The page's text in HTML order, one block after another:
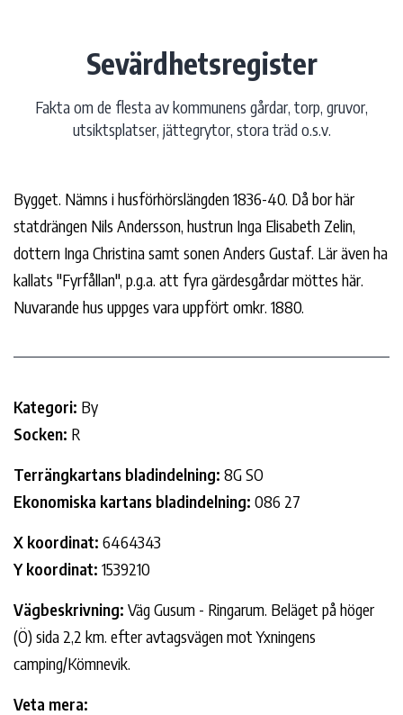
Sevärdhetsregister
Fakta om de flesta av kommunens gårdar, torp, gruvor,
utsiktsplatser, jättegrytor, stora träd o.s.v.
Bygget. Nämns i husförhörslängden 1836-40. Då bor här
statdrängen Nils Andersson, hustrun Inga Elisabeth Zelin,
dottern Inga Christina samt sonen Anders Gustaf. Lär även ha
kallats "Fyrfållan", p.g.a. att fyra gärdesgårdar möttes här.
Nuvarande hus uppges vara uppfört omkr. 1880.
Kategori: By
Socken: R
Terrängkartans bladindelning: 8G SO
Ekonomiska kartans bladindelning: 086 27
X koordinat: 6464343
Y koordinat: 1539210
Vägbeskrivning: Väg Gusum - Ringarum. Beläget på höger
(Ö) sida 2,2 km. efter avtagsvägen mot Yxningens
camping/Kömnevik.
Veta mera: